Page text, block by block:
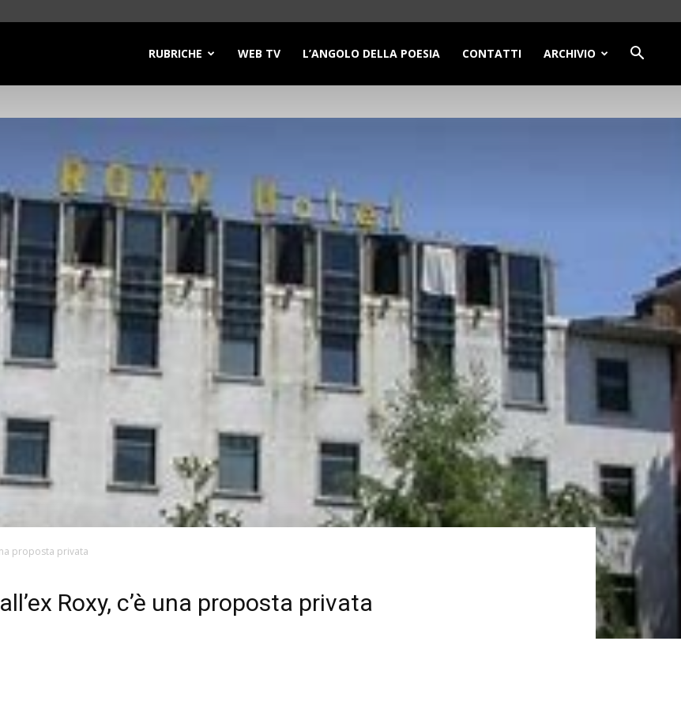
RUBRICHE WEB TV L’ANGOLO DELLA POESIA CONTATTI ARCHIVIO
proposta privata
Roxy, c’è una proposta privata